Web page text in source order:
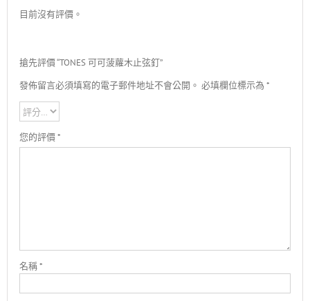
目前沒有評價。
搶先評價 “TONES 可可菠蘿木止弦釘”
發佈留言必須填寫的電子郵件地址不會公開。 必填欄位標示為*
您的評價*
名稱*